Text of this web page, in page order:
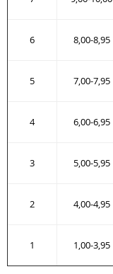
6 8,00-8,95
5 7,00-7,95
4 6,00-6,95
3 5,00-5,95
2 4,00-4,95
1 1,00-3,95